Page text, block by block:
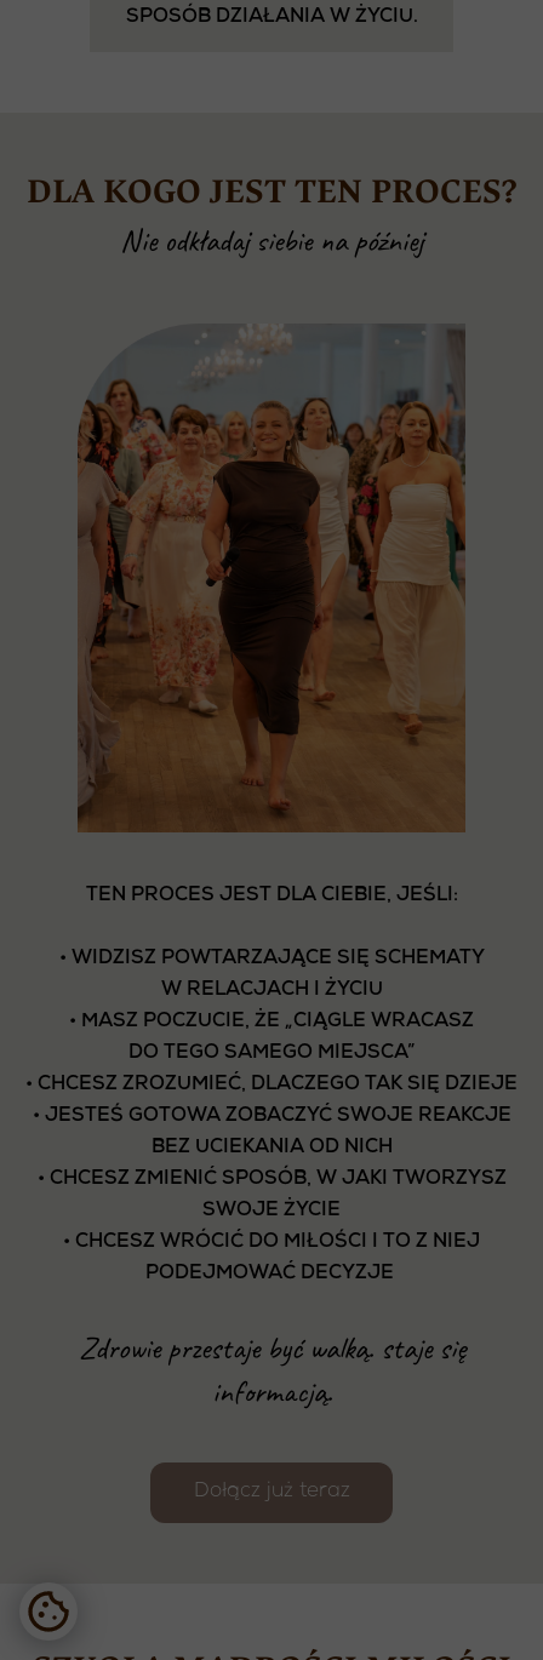
SPOSÓB DZIAŁANIA W ŻYCIU.
DLA KOGO JEST TEN PROCES?
Nie odkładaj siebie na później
Zdrowie przestaje być walką. staje się
informacją.
Dołącz już teraz
TEN PROCES JEST DLA CIEBIE, JEŚLI:
• WIDZISZ POWTARZAJĄCE SIĘ SCHEMATY
W RELACJACH I ŻYCIU
• MASZ POCZUCIE, ŻE „CIĄGLE WRACASZ
DO TEGO SAMEGO MIEJSCA”
• CHCESZ ZROZUMIEĆ, DLACZEGO TAK SIĘ DZIEJE
• JESTEŚ GOTOWA ZOBACZYĆ SWOJE REAKCJE
BEZ UCIEKANIA OD NICH
• CHCESZ ZMIENIĆ SPOSÓB, W JAKI TWORZYSZ
SWOJE ŻYCIE
• CHCESZ WRÓCIĆ DO MIŁOŚCI I TO Z NIEJ
PODEJMOWAĆ DECYZJE